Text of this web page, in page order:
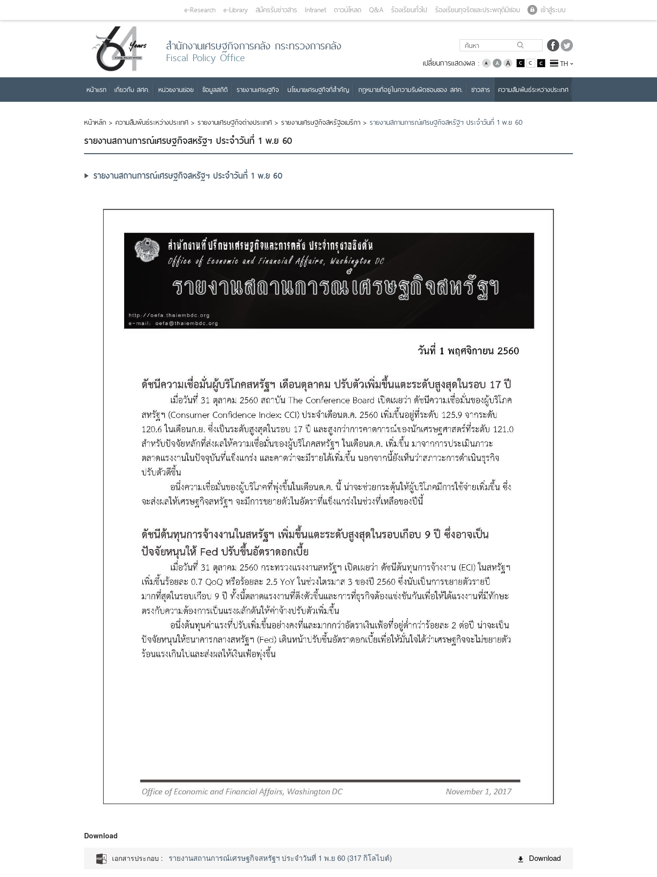
เข้าสู่ระบบ
e-Research e-Library สมัครรับข่าวสาร Intranet ดาวน์โหลด Q&A ร้องเรียนทั่วไป ร้องเรียนทุจริตและประพฤติมิชอบ
สำนักงานเศรษฐกิจการคลัง กระทรวงการคลัง
Fiscal Policy Office เปลี่ยนการแสดงผล : TH
หน้าแรก เกี่ยวกับ สศค. หน่วยงานย่อย ข้อมูลสถิติ รายงานเศรษฐกิจ นโยบายเศรษฐกิจที่สำคัญ กฎหมายที่อยู่ในความรับผิดชอบของ สศค. ข่าวสาร ความสัมพันธ์ระหว่างประเทศ
หน้าหลัก > ความสัมพันธ์ระหว่างประเทศ > รายงานเศรษฐกิจต่างประเทศ > รายงานเศรษฐกิจสหรัฐอเมริกา > รายงานสถานการณ์เศรษฐกิจสหรัฐฯ ประจำวันที่ 1 พ.ย 60
รายงานสถานการณ์เศรษฐกิจสหรัฐฯ ประจำวันที่ 1 พ.ย 60
รายงานสถานการณ์เศรษฐกิจสหรัฐฯ ประจำวันที่ 1 พ.ย 60
Download
เอกสารประกอบ : รายงานสถานการณ์เศรษฐกิจสหรัฐฯ ประจำวันที่ 1 พ.ย 60 (317 กิโลไบต์) Download